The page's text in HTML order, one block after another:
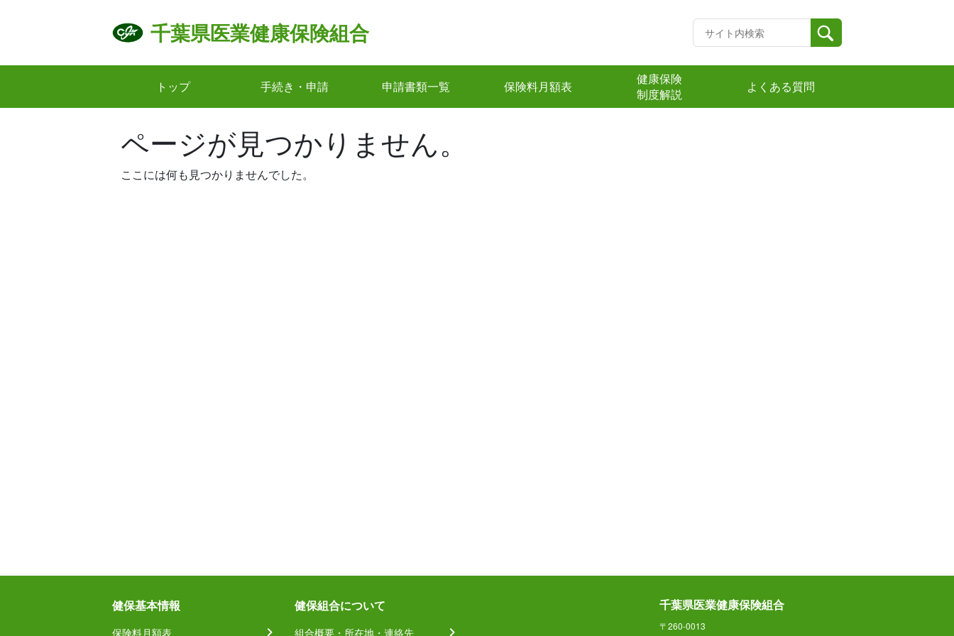
千葉県医業健康保険組合
トップ 手続き・申請 申請書類一覧 保険料月額表
健康保険
制度解説
よくある質問
ページが見つかりません。
ここには何も見つかりませんでした。
健保基本情報
保険料月額表
健保組合について
組合概要・所在地・連絡先
千葉県医業健康保険組合
〒260-0013